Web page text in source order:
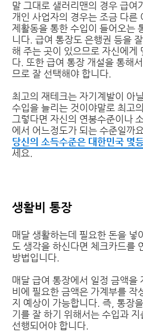
말 그대로 샐러리맨의 경우 급여
개인 사업자의 경우는 조금 다른
제활동을 통한 수입이 들어오는
니다. 급여 통장도 은행권 등을
해 주는 곳이 있으므로 자신에게
다. 또한 급여 통장 개설을 통해
므로 잘 선택해야 합니다.
최고의 재테크는 자기계발이 아
수입을 늘리는 것이야말로 최고
그렇다면 자신의 연봉수준이나
에서 어느정도가 되는 수준일까
당신의 소득수준은 대한민국 몇
세요.
생활비 통장
매달 생활하는데 필요한 돈을 넣
도 생각을 하신다면 체크카드를
방법입니다.
매달 급여 통장에서 일정 금액을
비에 필요한 금액은 가계부를 작
지 예상이 가능합니다. 즉, 통장
기를 잘 하기 위해서는 수입과
선행되어야 합니다.